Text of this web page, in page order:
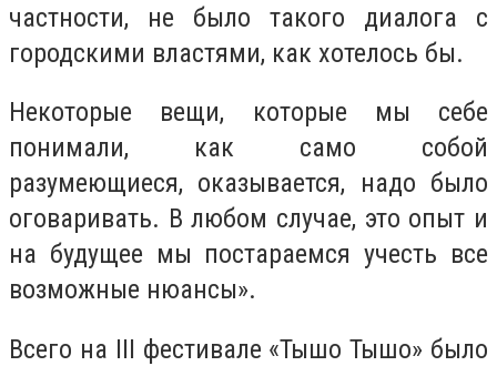
частности, не было такого диалога с
городскими властями, как хотелось бы.
Некоторые вещи, которые мы себе
понимали, как само собой
разумеющиеся, оказывается, надо было
оговаривать. В любом случае, это опыт и
на будущее мы постараемся учесть все
возможные нюансы».
Всего на III фестивале «Тышо Тышо» было